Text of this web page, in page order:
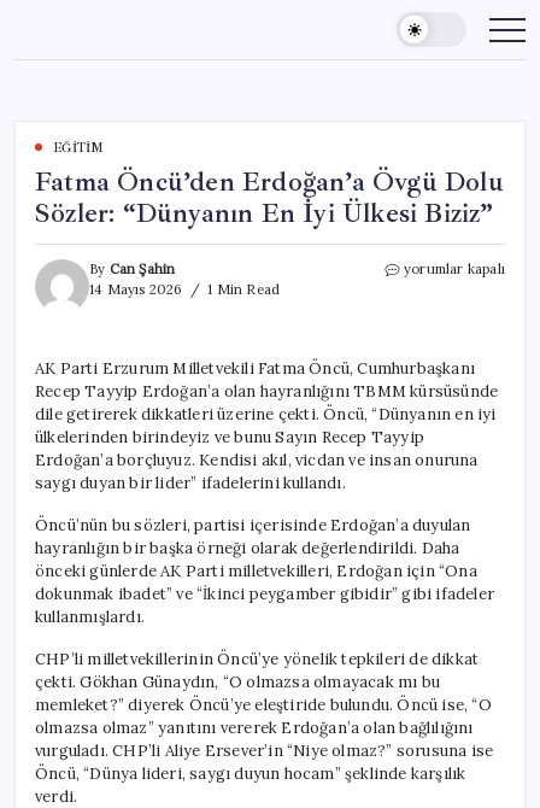
content
EĞITIM
Fatma Öncü’den Erdoğan’a Övgü Dolu
Sözler: “Dünyanın En İyi Ülkesi Biziz”
By Can Şahin
14 Mayıs 2026
1 Min Read
Fatma
Sözler:
“Dünyanın
En
İyi
Ülkesi
yorumlar kapalı
AK Parti Erzurum Milletvekili Fatma Öncü, Cumhurbaşkanı
Recep Tayyip Erdoğan’a olan hayranlığını TBMM kürsüsünde
dile getirerek dikkatleri üzerine çekti. Öncü, “Dünyanın en iyi
ülkelerinden birindeyiz ve bunu Sayın Recep Tayyip
Erdoğan’a borçluyuz. Kendisi akıl, vicdan ve insan onuruna
saygı duyan bir lider” ifadelerini kullandı.
Öncü’nün bu sözleri, partisi içerisinde Erdoğan’a duyulan
hayranlığın bir başka örneği olarak değerlendirildi. Daha
önceki günlerde AK Parti milletvekilleri, Erdoğan için “Ona
dokunmak ibadet” ve “İkinci peygamber gibidir” gibi ifadeler
kullanmışlardı.
CHP’li milletvekillerinin Öncü’ye yönelik tepkileri de dikkat
çekti. Gökhan Günaydın, “O olmazsa olmayacak mı bu
memleket?” diyerek Öncü’ye eleştiride bulundu. Öncü ise, “O
olmazsa olmaz” yanıtını vererek Erdoğan’a olan bağlılığını
vurguladı. CHP’li Aliye Ersever’in “Niye olmaz?” sorusuna ise
Öncü, “Dünya lideri, saygı duyun hocam” şeklinde karşılık
verdi.